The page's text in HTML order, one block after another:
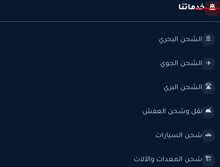
🚢 خدماتنا
🚢 الشحن البحري
✈️ الشحن الجوي
🛣️ الشحن البري
🛋️ نقل وشحن العفش
🚗 شحن السيارات
🏗️ شحن المعدات والآلات